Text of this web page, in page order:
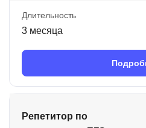
Длительность
3 месяца
Репетитор по